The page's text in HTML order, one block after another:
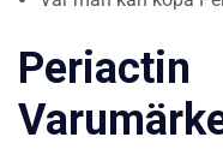
Periactin